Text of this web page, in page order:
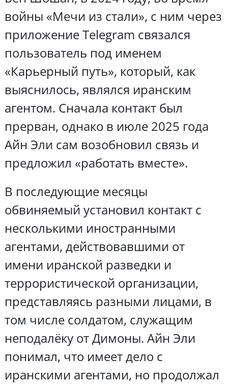
войны «Мечи из стали», с ним через
приложение Telegram связался
пользователь под именем
«Карьерный путь», который, как
выяснилось, являлся иранским
агентом. Сначала контакт был
прерван, однако в июле 2025 года
Айн Эли сам возобновил связь и
предложил «работать вместе».
В последующие месяцы
обвиняемый установил контакт с
несколькими иностранными
агентами, действовавшими от
имени иранской разведки и
террористической организации,
представляясь разными лицами, в
том числе солдатом, служащим
неподалёку от Димоны. Айн Эли
понимал, что имеет дело с
иранскими агентами, но продолжал